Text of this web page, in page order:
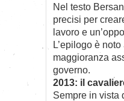
Nel testo
precisi per
lavoro e
L’epilogo è
maggioranza
governo.
2013: il
Sempre in vista